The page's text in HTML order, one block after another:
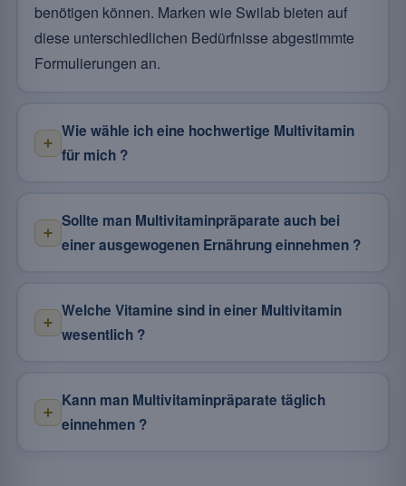
benötigen können. Marken wie Swilab bieten auf
diese unterschiedlichen Bedürfnisse abgestimmte
Formulierungen an.
Wie wähle ich eine hochwertige Multivitamin
für mich ?
Sollte man Multivitaminpräparate auch bei
einer ausgewogenen Ernährung einnehmen ?
Welche Vitamine sind in einer Multivitamin
wesentlich ?
Kann man Multivitaminpräparate täglich
einnehmen ?